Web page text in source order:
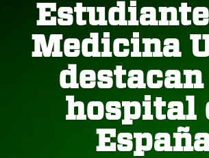
Medicina
destacan
hospital